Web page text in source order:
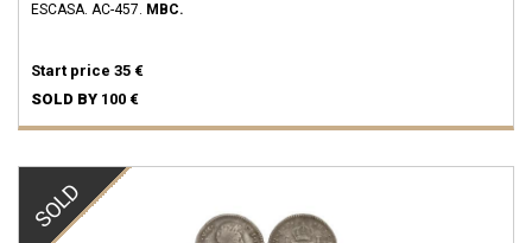
ESCASA. AC-457. MBC.
Start price 35 €
SOLD BY 100 €
SOLD